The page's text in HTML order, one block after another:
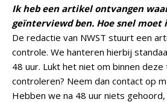
Ik heb een artikel ontvangen
geïnterviewd ben. Hoe snel moet
De redactie van NWST stuurt een
controle. We hanteren hierbij
48 uur. Lukt het niet om binnen
controleren? Neem dan contact op
Hebben we na 48 uur niets